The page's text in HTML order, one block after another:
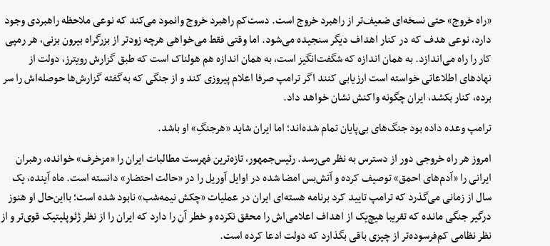
«راه خروج» حتی نسخه‌ای ضعیف‌تر از راهبرد خروج است. دست‌کم راهبرد خروج وانمود می‌کند که نوعی ملاحظه راهبردی وجود
دارد، نوعی هدف که در کنار اهداف دیگر سنجیده می‌شود. اما وقتی فقط می‌خواهی هرچه زودتر از بزرگراه بیرون بزنی، هر رمپی
کار را راه می‌اندازد. به همان اندازه که شگفت‌انگیز است، به همان اندازه هم هولناک است که طبق گزارش رویترز، دولت از
نهادهای اطلاعاتی خواسته است ارزیابی کنند اگر ترامپ صرفا اعلام پیروزی کند و از جنگی که به‌گفته گزارش‌ها حوصله‌اش را سر
برده، کنار بکشد، ایران چگونه واکنش نشان خواهد داد.
ترامپ وعده داده بود جنگ‌های بی‌پایان تمام شده‌اند؛ اما ایران شاید «هرجنگِ» او باشد.
امروز هر راه خروجی دور از دسترس به نظر می‌رسد. رئیس‌جمهور، تازه‌ترین فهرست مطالبات ایران را «مزخرف» خوانده، رهبران
ایرانی را «آدم‌های احمق» توصیف کرده و آتش‌بس امضا شده در اوایل آوریل را در «حالت احتضار» دانسته است. ماه آینده، یک
سال از زمانی می‌گذرد که ترامپ تایید کرد برنامه هسته‌ای ایران در عملیات «چکش نیمه‌شب» نابود شده است؛ بااین‌حال او هنوز
درگیر جنگی مانده که تقریبا هیچ‌یک از اهداف اعلامی‌اش را محقق نکرده و خطر آن را دارد که ایران را از نظر ژئوپلیتیک قوی‌تر و از
نظر نظامی کم‌فرسوده‌تر از چیزی باقی بگذارد که دولت ادعا کرده است.